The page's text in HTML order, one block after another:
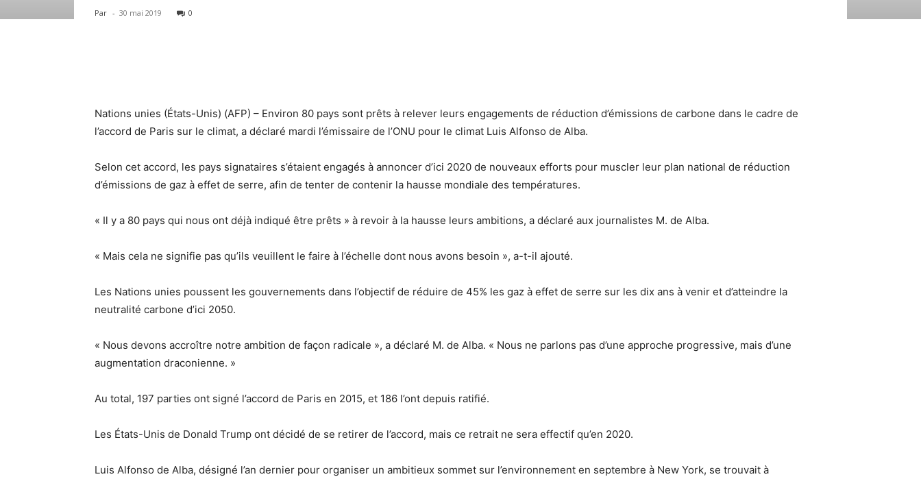
Par - 30 mai 2019 0
Nations unies (États-Unis) (AFP) – Environ 80 pays sont prêts à relever leurs engagements de réduction d’émissions de carbone dans le cadre de
l’accord de Paris sur le climat, a déclaré mardi l’émissaire de l’ONU pour le climat Luis Alfonso de Alba.
Selon cet accord, les pays signataires s’étaient engagés à annoncer d’ici 2020 de nouveaux efforts pour muscler leur plan national de réduction
d’émissions de gaz à effet de serre, afin de tenter de contenir la hausse mondiale des températures.
« Il y a 80 pays qui nous ont déjà indiqué être prêts » à revoir à la hausse leurs ambitions, a déclaré aux journalistes M. de Alba.
« Mais cela ne signifie pas qu’ils veuillent le faire à l’échelle dont nous avons besoin », a-t-il ajouté.
Les Nations unies poussent les gouvernements dans l’objectif de réduire de 45% les gaz à effet de serre sur les dix ans à venir et d’atteindre la
neutralité carbone d’ici 2050.
« Nous devons accroître notre ambition de façon radicale », a déclaré M. de Alba. « Nous ne parlons pas d’une approche progressive, mais d’une
augmentation draconienne. »
Au total, 197 parties ont signé l’accord de Paris en 2015, et 186 l’ont depuis ratifié.
Les États-Unis de Donald Trump ont décidé de se retirer de l’accord, mais ce retrait ne sera effectif qu’en 2020.
Luis Alfonso de Alba, désigné l’an dernier pour organiser un ambitieux sommet sur l’environnement en septembre à New York, se trouvait à